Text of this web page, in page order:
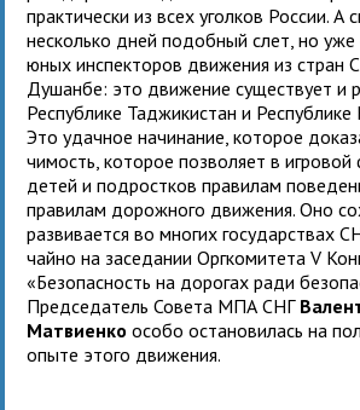
прак­ти­че­ски из всех угол­ков России. А
несколько дней подоб­ный слет, но уже
юных инспек­то­ров дви­же­ния из стран
Душанбе: это дви­же­ние суще­ствует и
Республике Таджикистан и Республике
Это удачное начи­на­ние, кото­рое
чи­мость, кото­рое поз­во­ляет в
детей и под­рост­ков пра­ви­лам
пра­ви­лам дорож­ного дви­же­ния. Оно
раз­ви­ва­ется во мно­гих госу­дар­ствах
чайно на засе­да­нии Оргкомитета V
«Безопасность на доро­гах ради
Председатель Совета МПА СНГ
Матвиенко особо оста­но­ви­лась на
опыте этого движения.